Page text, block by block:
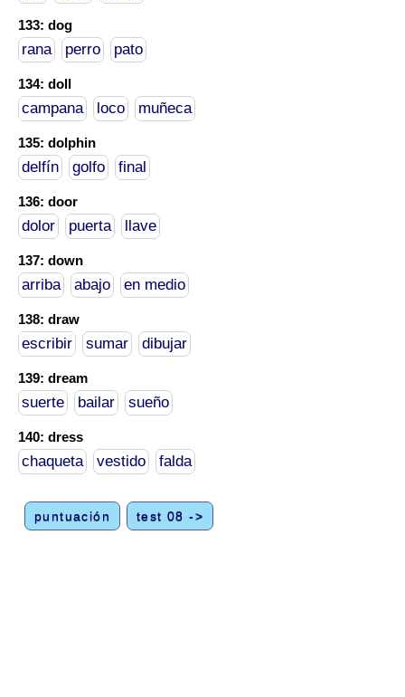
133: dog
rana perro pato
134: doll
campana loco muñeca
135: dolphin
delfín golfo final
136: door
dolor puerta llave
137: down
arriba abajo en medio
138: draw
escribir sumar dibujar
139: dream
suerte bailar sueño
140: dress
chaqueta vestido falda
puntuación test 08 ->